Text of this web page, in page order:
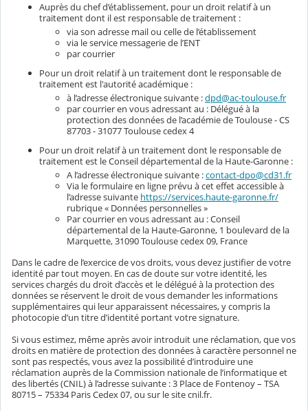
Auprès du chef d’établissement, pour un droit relatif à un
traitement dont il est responsable de traitement :
via son adresse mail ou celle de l’établissement
via le service messagerie de l’ENT
par courrier
Pour un droit relatif à un traitement dont le responsable de
traitement est l'autorité académique :
à l’adresse électronique suivante :dpd@ac-toulouse.fr
par courrier en vous adressant au : Délégué à la
protection des données de l’académie de Toulouse - CS
87703 - 31077 Toulouse cedex 4
Pour un droit relatif à un traitement dont le responsable de
traitement est le Conseil départemental de la Haute-Garonne :
A l’adresse électronique suivante :contact-dpo@cd31.fr
Via le formulaire en ligne prévu à cet effet accessible à
l’adresse suivante https://services.haute-garonne.fr/
rubrique « Données personnelles »
Par courrier en vous adressant au : Conseil
départemental de la Haute-Garonne, 1 boulevard de la
Marquette, 31090 Toulouse cedex 09, France
Dans le cadre de l’exercice de vos droits, vous devez justifier de votre
identité par tout moyen. En cas de doute sur votre identité, les
services chargés du droit d’accès et le délégué à la protection des
données se réservent le droit de vous demander les informations
supplémentaires qui leur apparaissent nécessaires, y compris la
photocopie d’un titre d’identité portant votre signature.
Si vous estimez, même après avoir introduit une réclamation, que vos
droits en matière de protection des données à caractère personnel ne
sont pas respectés, vous avez la possibilité d’introduire une
réclamation auprès de la Commission nationale de l’informatique et
des libertés (CNIL) à l’adresse suivante : 3 Place de Fontenoy – TSA
80715 – 75334 Paris Cedex 07, ou sur le site cnil.fr.